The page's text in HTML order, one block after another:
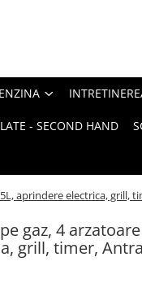
- SECOND HAND
aprindere electrica, grill,
gaz, 4
grill, timer,